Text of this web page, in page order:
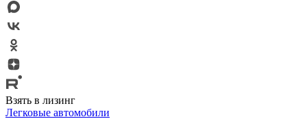
Взять в лизинг
Легковые автомобили